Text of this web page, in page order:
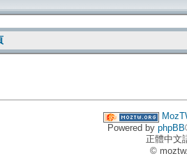
Powered by phpBB
正體中文
©